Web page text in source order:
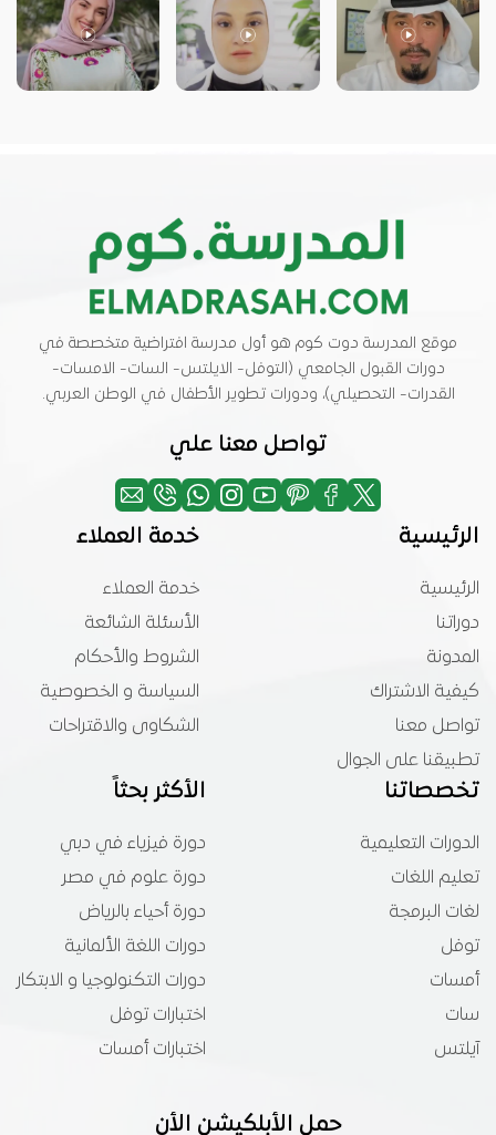
موقع المدرسة دوت كوم هو أول مدرسة افتراضية متخصصة في
دورات القبول الجامعي (التوفل- الايلتس- السات- الامسات-
القدرات- التحصيلي)، ودورات تطوير الأطفال في الوطن العربي.
تواصل معنا علي
الرئيسية
الرئيسية
دوراتنا
المدونة
كيفية الاشتراك
تواصل معنا
تطبيقنا على الجوال
خدمة العملاء
خدمة العملاء
الأسئلة الشائعة
الشروط والأحكام
السياسة و الخصوصية
الشكاوى والاقتراحات
تخصصاتنا
الدورات التعليمية
تعليم اللغات
لغات البرمجة
توفل
أمسات
سات
آيلتس
الأكثر بحثاً
دورة فيزياء في دبي
دورة علوم في مصر
دورة أحياء بالرياض
دورات اللغة الألمانية
دورات التكنولوجيا و الابتكار
اختبارات توفل
اختبارات أمسات
حمل الأبلكيشن الأن